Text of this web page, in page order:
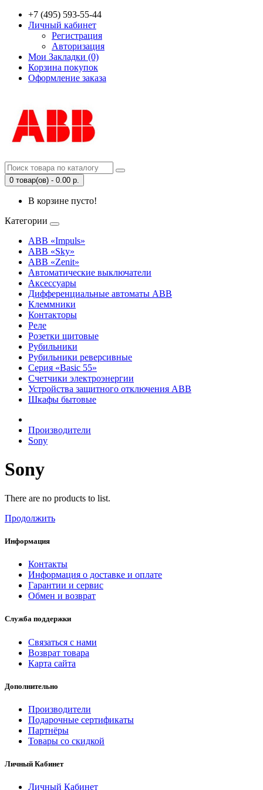
+7 (495) 593-55-44
Личный кабинет
Регистрация
Авторизация
Мои Закладки (0)
Корзина покупок
Оформление заказа
0 товар(ов) - 0.00 р.
В корзине пусто!
Категории
ABB «Impuls»
ABB «Sky»
ABB «Zenit»
Автоматические выключатели
Аксессуары
Дифференциальные автоматы ABB
Клеммники
Контакторы
Реле
Розетки щитовые
Рубильники
Рубильники реверсивные
Серия «Basic 55»
Счетчики электроэнергии
Устройства защитного отключения ABB
Шкафы бытовые
Производители
Sony
Sony
There are no products to list.
Продолжить
Информация
Контакты
Информация о доставке и оплате
Гарантии и сервис
Обмен и возврат
Служба поддержки
Связаться с нами
Возврат товара
Карта сайта
Дополнительно
Производители
Подарочные сертификаты
Партнёры
Товары со скидкой
Личный Кабинет
Личный Кабинет